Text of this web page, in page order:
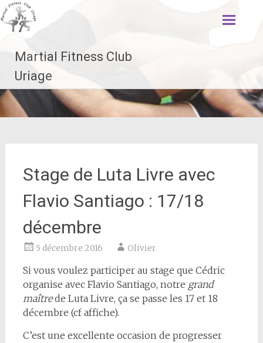
Aller
au
contenu
principal
Martial Fitness Club
Uriage
Stage de Luta Livre avec
Flavio Santiago : 17/18
décembre
5 décembre 2016 Olivier
Si vous voulez participer au stage que Cédric
organise avec Flavio Santiago, notre grand
maîtrede Luta Livre, ça se passe les 17 et 18
décembre (cf affiche).
C’est une excellente occasion de progresser